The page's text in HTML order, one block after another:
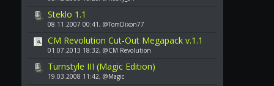
Steklo 1.1
08.11.2007 00:41, @TomDixon77
CM Revolution Cut-Out Megapack v.1.1
01.07.2013 18:32, @CM Revolution
Turnstyle III (Magic Edition)
19.03.2008 11:42, @Magic